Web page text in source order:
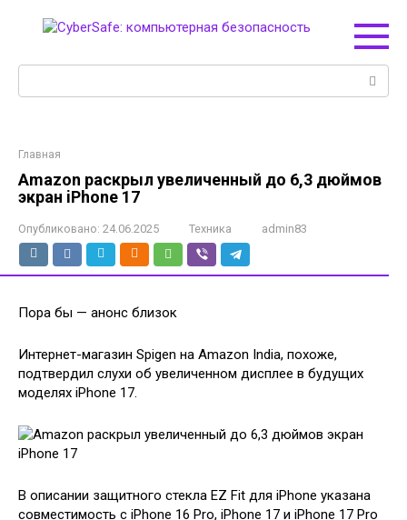
Главная
Amazon раскрыл увеличенный до 6,3 дюймов
экран iPhone 17
Опубликовано: 24.06.2025 Техника admin83
Пора бы — анонс близок
Интернет-магазин Spigen на Amazon India, похоже,
подтвердил слухи об увеличенном дисплее в будущих
моделях iPhone 17.
В описании защитного стекла EZ Fit для iPhone указана
совместимость с iPhone 16 Pro, iPhone 17 и iPhone 17 Pro